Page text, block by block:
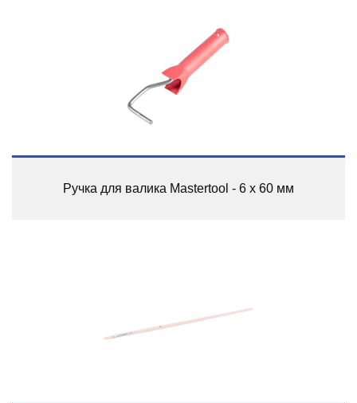
Ручка для валика Mastertool - 6 х 60 мм